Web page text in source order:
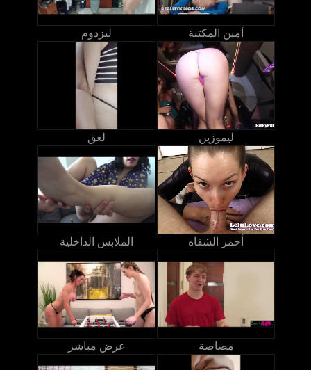
ليزدوم أمين المكتبة
لعق ليموزين
الملابس الداخلية أحمر الشفاه
عرض مباشر مصاصة